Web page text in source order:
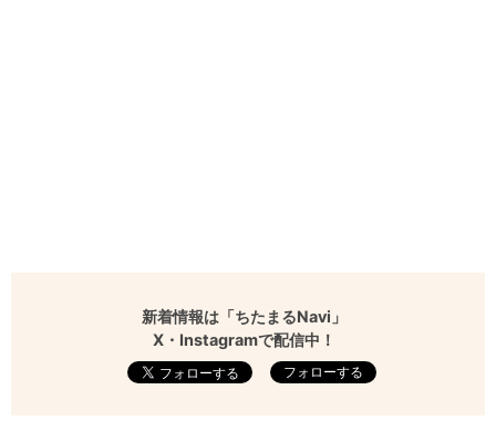
新着情報は「ちたまるNavi」
X・Instagramで配信中！
フォローする